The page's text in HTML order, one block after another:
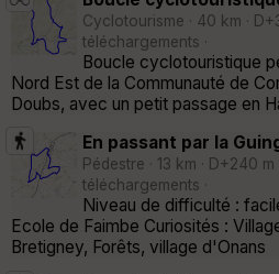
Cyclotourisme · 40 km ·
téléchargements ·
Boucle cyclotouristique
Nord Est de la Communauté de
Doubs, avec un petit passage en
En passant par la
Pédestre · 13 km · D+240 m
téléchargements ·
Niveau de difficulté :
Ecole de Faimbe Curiosités :
Bretigney, Forêts, village d'Onans